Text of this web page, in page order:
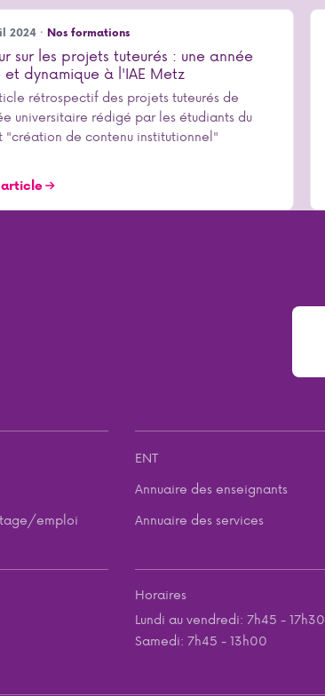
2024 · Nos formations
sur les projets tuteurés : une année
et dynamique à l'IAE Metz
rétrospectif des projets tuteurés de
universitaire rédigé par les étudiants du
"création de contenu institutionnel"
emploi
ENT
Annuaire des enseignants
Annuaire des services
Horaires
Lundi au vendredi: 7h45 - 17h30
Samedi: 7h45 - 13h00